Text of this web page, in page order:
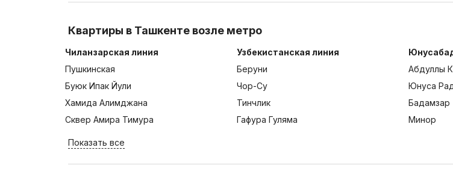
Квартиры в Ташкенте возле метро
Чиланзарская линия
Пушкинская
Буюк Ипак Йули
Хамида Алимджана
Сквер Амира Тимура
Узбекистанская линия
Беруни
Чор-Су
Тинчлик
Гафура Гуляма
Абдуллы
Юнуса
Бадамзар
Минор
Показать все